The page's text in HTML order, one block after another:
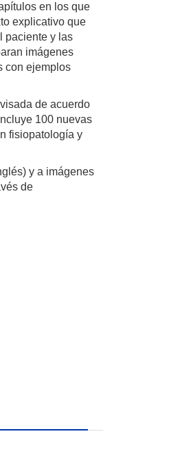
en los que
explicativo que
paciente y las
imágenes
con ejemplos
de acuerdo
100 nuevas
fisiopatología y
y a imágenes
de